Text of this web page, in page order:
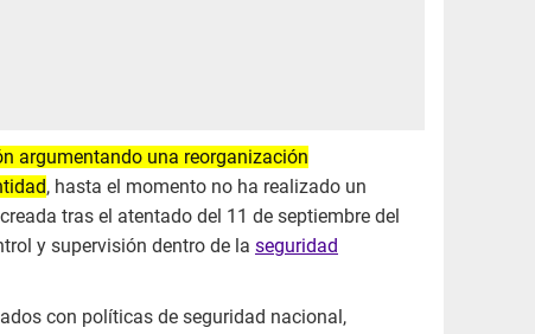
argumentando una reorganización
, hasta el momento no ha realizado un
tras el atentado del 11 de septiembre del
y supervisión dentro de la seguridad
con políticas de seguridad nacional,